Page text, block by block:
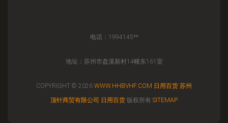
电话：1994145**
地址：苏州市盘溪新村14幢东161室
COPYRIGHT © 2026 WWW.HHBVHF.COM 日用百货 苏州
顶针商贸有限公司 日用百货 版权所有 SITEMAP